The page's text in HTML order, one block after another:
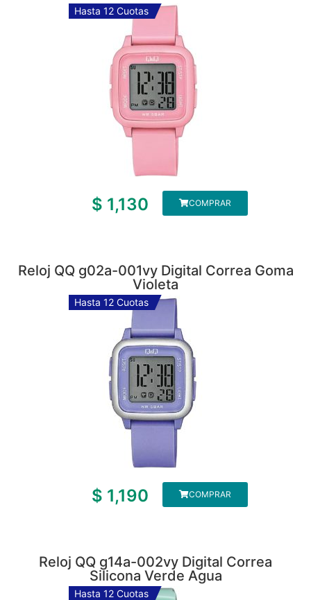
Hasta 12 Cuotas
$ 1,130 COMPRAR
Reloj QQ g02a-001vy Digital Correa Goma
Violeta
Hasta 12 Cuotas
$ 1,190 COMPRAR
Reloj QQ g14a-002vy Digital Correa
Silicona Verde Agua
Hasta 12 Cuotas